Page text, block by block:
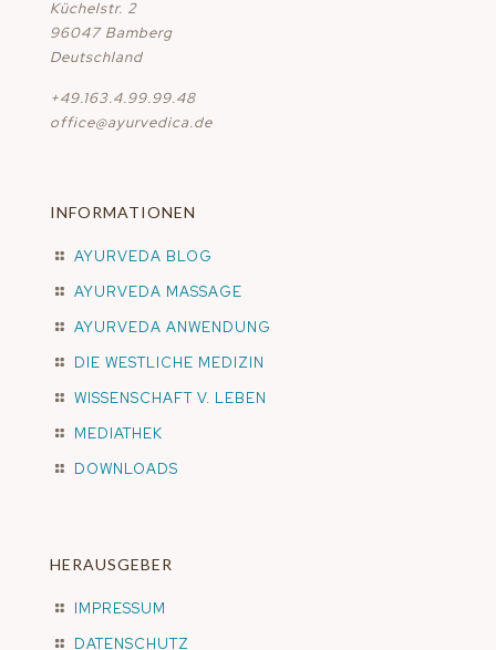
Küchelstr. 2
96047 Bamberg
Deutschland
+49.163.4.99.99.48
office@ayurvedica.de
INFORMATIONEN
AYURVEDA BLOG
AYURVEDA MASSAGE
AYURVEDA ANWENDUNG
DIE WESTLICHE MEDIZIN
WISSENSCHAFT V. LEBEN
MEDIATHEK
DOWNLOADS
HERAUSGEBER
IMPRESSUM
DATENSCHUTZ